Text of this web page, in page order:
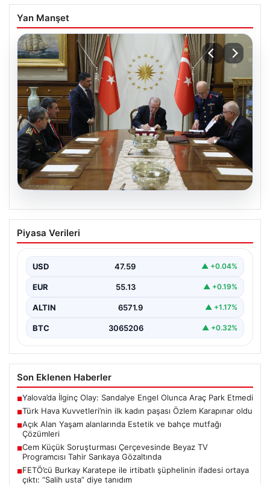
Yan Manşet
Türk Hava Kuvvetleri’nin ilk kadın
paşası Özlem Karapınar oldu
Piyasa Verileri
USD 47.59 ▲ +0.04%
EUR 55.13 ▲ +0.19%
ALTIN 6571.9 ▲ +1.17%
BTC 3065206 ▲ +0.32%
Son Eklenen Haberler
■Yalova’da İlginç Olay: Sandalye Engel Olunca Araç Park Etmedi
■Türk Hava Kuvvetleri’nin ilk kadın paşası Özlem Karapınar oldu
■Açık Alan Yaşam alanlarında Estetik ve bahçe mutfağı
Çözümleri
■Cem Küçük Soruşturması Çerçevesinde Beyaz TV
Programcısı Tahir Sarıkaya Gözaltında
■FETÖ’cü Burkay Karatepe ile irtibatlı şüphelinin ifadesi ortaya
çıktı: “Salih usta” diye tanıdım